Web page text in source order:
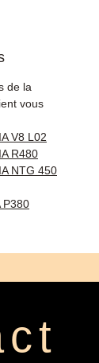
de la
vous
V8 L02
R480
NTG 450
P380